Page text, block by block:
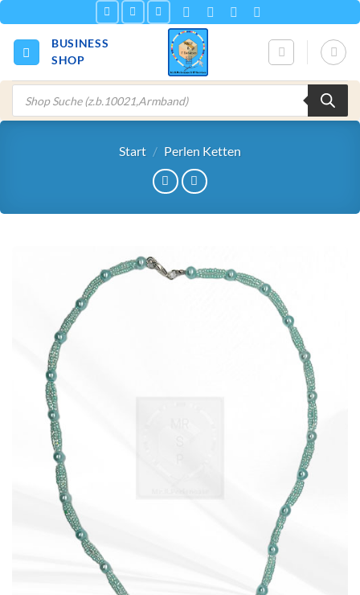
Inhalt
springen
BUSINESS
SHOP
Products
search
Start / Perlen Ketten